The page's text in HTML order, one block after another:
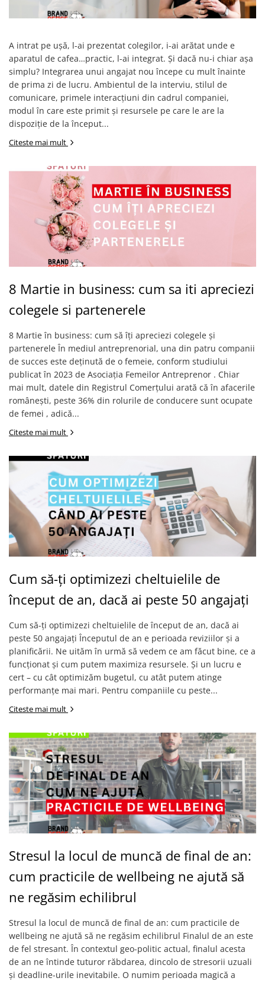
Stilouri
Instrumente de scris eco
Creioane mecanice si grafit
Rollere
Finelinere
Textmarkere
Markere diverse
Carioci si creioane colorate
Tavite documente si suporturi
Ascutitori, radiere, agrafe
Foarfece pentru birou
Echipamente medicale
Accesorii pentru protectia capului
Casti de protectie
Antifoane
Ochelari de protectie si viziere
Masti de protectie respiratorie
Sepci, caciuli si esarfe
Pachete promotionale
Accesorii pentru protectia muncii
Sosete de lucru
Diverse accesorii
Articole de unica folosinta
Copii - tricouri si hanorace
ergonomice
Periferice PC si accesorii
Ergnonomice
Audio
Boxe portabile
Casti
A intrat pe ușă, l-ai prezentat colegilor, i-ai arătat unde e
aparatul de cafea…practic, l-ai integrat. Și dacă nu-i chiar așa
simplu? Integrarea unui angajat nou începe cu mult înainte
de prima zi de lucru. Ambientul de la interviu, stilul de
comunicare, primele interacțiuni din cadrul companiei,
modul în care este primit și resursele pe care le are la
dispoziție de la început...
Citeste mai mult
8 Martie in business: cum sa iti apreciezi
colegele si partenerele
8 Martie în business: cum să îți apreciezi colegele și
partenerele În mediul antreprenorial, una din patru companii
de succes este deținută de o femeie, conform studiului
publicat în 2023 de Asociația Femeilor Antreprenor . Chiar
mai mult, datele din Registrul Comerțului arată că în afacerile
românești, peste 36% din rolurile de conducere sunt ocupate
de femei , adică...
Citeste mai mult
Cum să-ți optimizezi cheltuielile de
început de an, dacă ai peste 50 angajați
Cum să-ți optimizezi cheltuielile de început de an, dacă ai
peste 50 angajați Începutul de an e perioada reviziilor și a
planificării. Ne uităm în urmă să vedem ce am făcut bine, ce a
funcționat și cum putem maximiza resursele. Și un lucru e
cert – cu cât optimizăm bugetul, cu atât putem atinge
performanțe mai mari. Pentru companiile cu peste...
Citeste mai mult
Stresul la locul de muncă de final de an:
cum practicile de wellbeing ne ajută să
ne regăsim echilibrul
Stresul la locul de muncă de final de an: cum practicile de
wellbeing ne ajută să ne regăsim echilibrul Finalul de an este
de fel stresant. În contextul geo-politic actual, finalul acesta
de an ne întinde tuturor răbdarea, dincolo de stresorii uzuali
și deadline-urile inevitabile. O numim perioada magică a